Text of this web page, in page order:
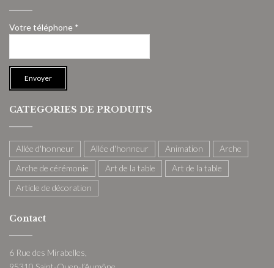
Votre téléphone *
CATEGORIES DE PRODUITS
Allée d'honneur Allée d'honneur Animation
Arche
Arche de cérémonie
Art de la table
Art de la table
Article de décoration
Contact
6 Rue des Mirabelles,